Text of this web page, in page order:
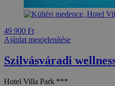
49 900 Ft
Ajánlat megjelenítése
Szilvásváradi
Hotel Villa Park ***